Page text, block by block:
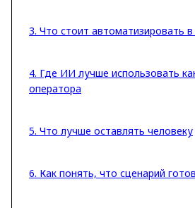
3. Что стоит автоматизировать
4. Где ИИ лучше использовать
оператора
5. Что лучше оставлять человеку
6. Как понять, что сценарий